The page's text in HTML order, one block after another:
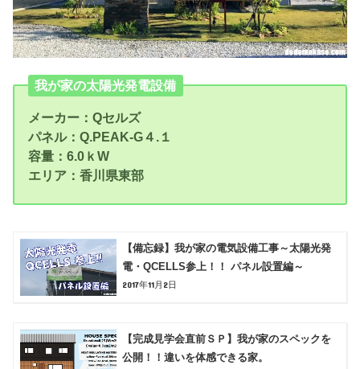
我が家の太陽光発電設備
メーカー：Qセルズ
パネル：Q.PEAK-G４.１
容量：6.0ｋW
エリア：香川県東部
【備忘録】我が家の電気設備工事～太陽光発
電・QCELLS参上！！ パネル設置編～
2017年11月2日
【完成見学会直前ＳＰ】我が家のスペックを
公開！！違いを体感できる家。